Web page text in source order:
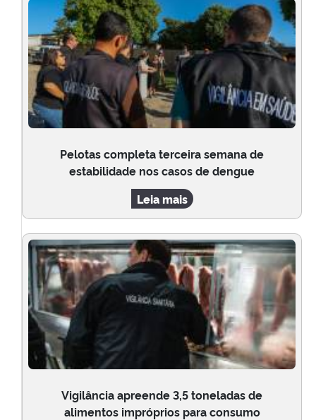
Pelotas completa terceira semana de
estabilidade nos casos de dengue
Leia mais
Vigilância apreende 3,5 toneladas de
alimentos impróprios para consumo